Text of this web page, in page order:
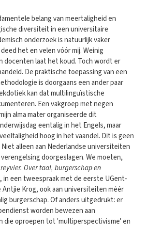
belang van meertaligheid en
diversiteit in een universitaire
onderzoek is natuurlijk vaker
het en velen vóór mij. Weinig
docenten laat het koud. Toch wordt er
De praktische toepassing van een
is doorgaans een ander paar
kan dat multilinguïstische
Een vakgroep met negen
alma mater organiseerde dit
eentalig in het Engels, maar
hoog in het vaandel. Dit is geen
alleen aan Nederlandse universiteiten
doorgeslagen. We moeten,
Over taal, burgerschap en
in een tweespraak met de eerste UGent-
Krog, ook aan universiteiten méér
burgerschap. Of anders uitgedrukt: er
worden bewezen aan
die oproepen tot 'multiperspectivisme' en